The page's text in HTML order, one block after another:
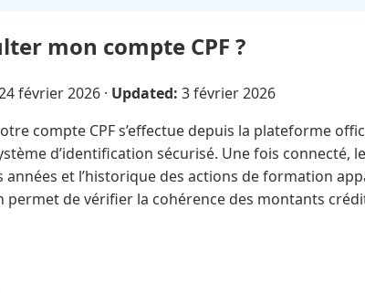
mon compte CPF ?
février 2026 · Updated: 3 février 2026
compte CPF s’effectue depuis la plateforme
d’identification sécurisé. Une fois connecté,
années et l’historique des actions de formation
permet de vérifier la cohérence des montants